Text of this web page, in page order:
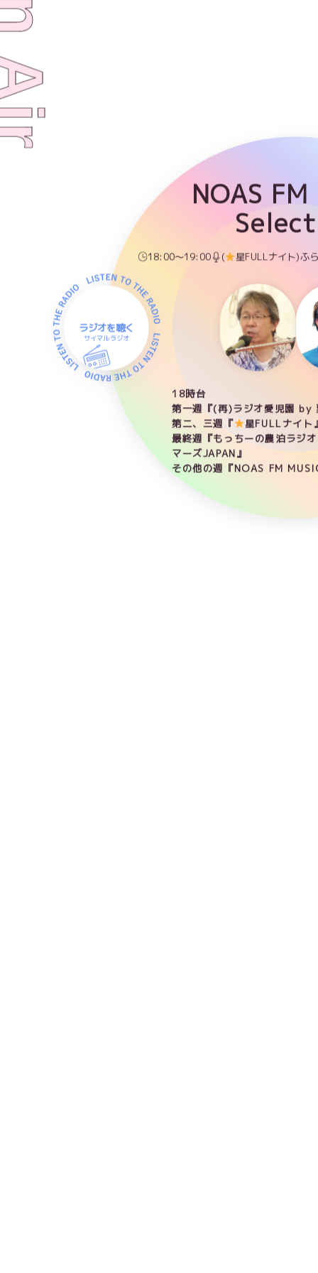
NOAS
18:00～19:00 ( 星FULLナイト)ふ
18時台
第一週『(再)ラジオ愛児園 by
第二、三週『
星FULLナイト
最終週『もっちーの農泊ラジ
マーズJAPAN』
その他の週『NOAS FM
ラジオを聴く
サイマルラジオ